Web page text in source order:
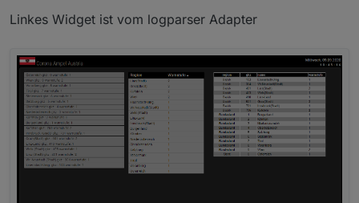
Linkes Widget ist vom logparser Adapter